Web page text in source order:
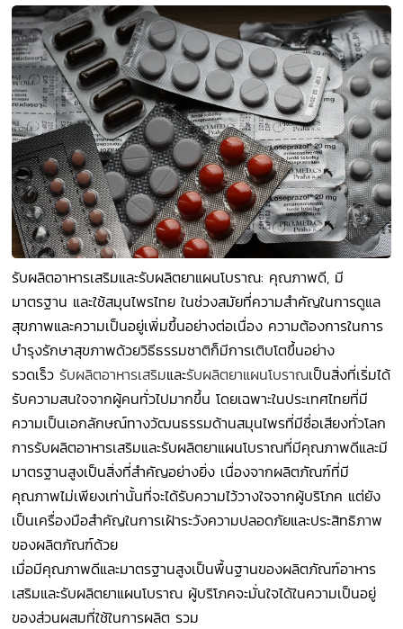
รับผลิตอาหารเสริมและรับผลิตยาแผนโบราณ: คุณภาพดี, มี
มาตรฐาน และใช้สมุนไพรไทย ในช่วงสมัยที่ความสำคัญในการดูแล
สุขภาพและความเป็นอยู่เพิ่มขึ้นอย่างต่อเนื่อง ความต้องการในการ
บำรุงรักษาสุขภาพด้วยวิธีธรรมชาติก็มีการเติบโตขึ้นอย่าง
รวดเร็วรับผลิตอาหารเสริมและรับผลิตยาแผนโบราณเป็นสิ่งที่เริ่มได้
รับความสนใจจากผู้คนทั่วไปมากขึ้น โดยเฉพาะในประเทศไทยที่มี
ความเป็นเอกลักษณ์ทางวัฒนธรรมด้านสมุนไพรที่มีชื่อเสียงทั่วโลก
การรับผลิตอาหารเสริมและรับผลิตยาแผนโบราณที่มีคุณภาพดีและมี
มาตรฐานสูงเป็นสิ่งที่สำคัญอย่างยิ่ง เนื่องจากผลิตภัณฑ์ที่มี
คุณภาพไม่เพียงเท่านั้นที่จะได้รับความไว้วางใจจากผู้บริโภค แต่ยัง
เป็นเครื่องมือสำคัญในการเฝ้าระวังความปลอดภัยและประสิทธิภาพ
ของผลิตภัณฑ์ด้วย
เมื่อมีคุณภาพดีและมาตรฐานสูงเป็นพื้นฐานของผลิตภัณฑ์อาหาร
เสริมและรับผลิตยาแผนโบราณ ผู้บริโภคจะมั่นใจได้ในความเป็นอยู่
ของส่วนผสมที่ใช้ในการผลิต รวม